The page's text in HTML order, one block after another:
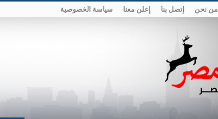
من نحن إتصل بنا إعلن معنا سياسة الخصوصية